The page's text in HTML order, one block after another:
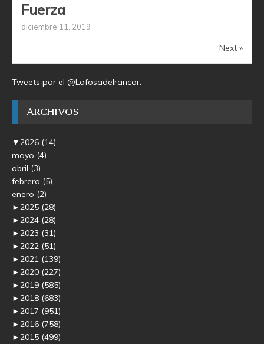
Fuerza
diciembre 11, 2019
Next »
Tweets por el @Lafosadelrancor.
ARCHIVOS
▼2026 (14)
mayo (4)
abril (3)
febrero (5)
enero (2)
►2025 (28)
►2024 (28)
►2023 (31)
►2022 (51)
►2021 (139)
►2020 (227)
►2019 (585)
►2018 (683)
►2017 (951)
►2016 (758)
►2015 (499)